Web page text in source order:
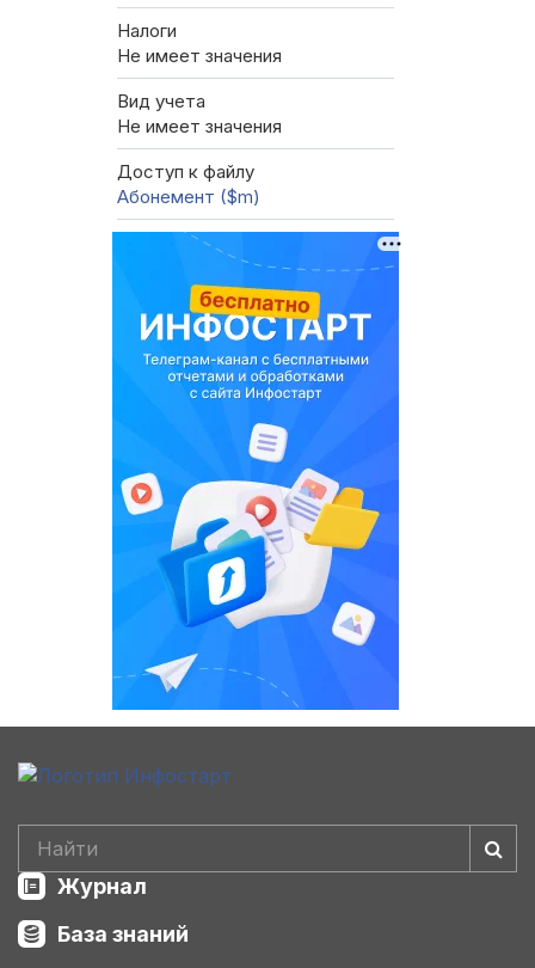
Налоги
Не имеет значения
Вид учета
Не имеет значения
Доступ к файлу
Абонемент ($m)
Журнал
База знаний